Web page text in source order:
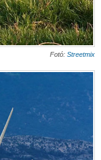
Fotó: Streetmix